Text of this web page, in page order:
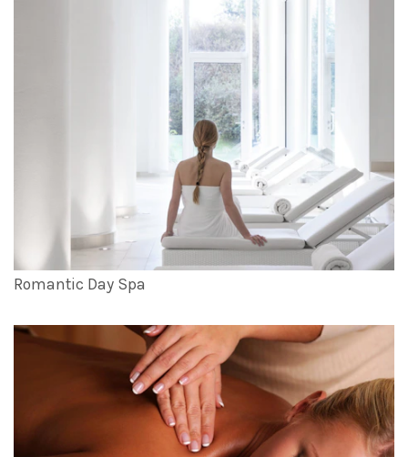
Romantic Day Spa